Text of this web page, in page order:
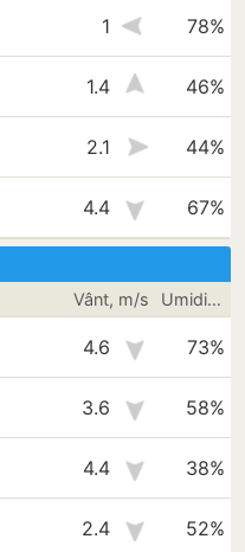
1 78%
1.4 46%
2.1 44%
4.4 67%
Vânt, m/s Umiditate
4.6 73%
3.6 58%
4.4 38%
2.4 52%